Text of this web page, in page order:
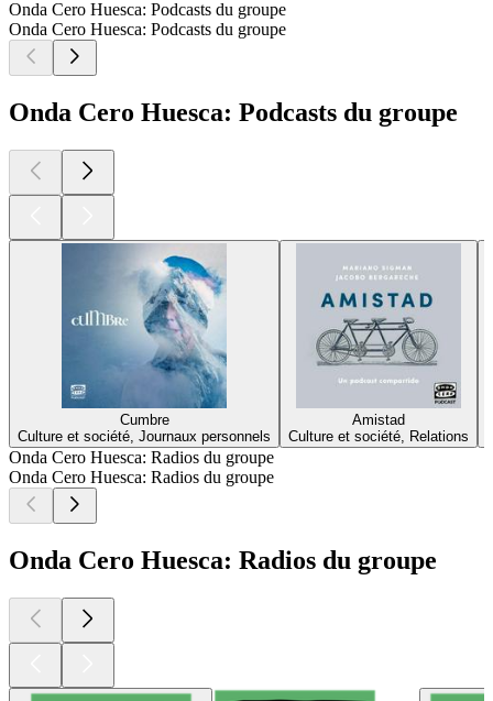
Onda Cero Huesca: Podcasts du groupe
Onda Cero Huesca: Podcasts du groupe
Onda Cero Huesca: Podcasts du groupe
Cumbre
Culture et société, Journaux personnels
Amistad
Culture et société, Relations
Onda Cero Huesca: Radios du groupe
Onda Cero Huesca: Radios du groupe
Onda Cero Huesca: Radios du groupe